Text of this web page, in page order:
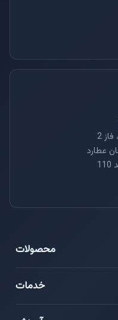
2
عطارد
محصولات
خدمات